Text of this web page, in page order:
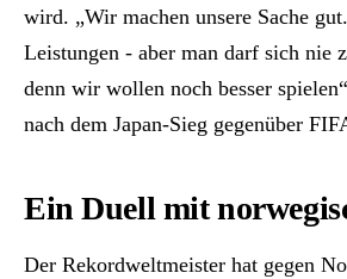
wird. „Wir machen unsere Sache
Leistungen - aber man darf sich nie
denn wir wollen noch besser
nach dem Japan-Sieg gegenüber
Ein Duell mit
Der Rekordweltmeister hat gegen